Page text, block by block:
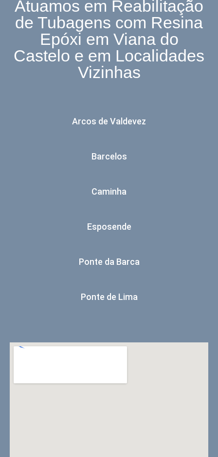
Atuamos em Reabilitação
de Tubagens com Resina
Epóxi em Viana do
Castelo e em Localidades
Vizinhas
Arcos de Valdevez
Barcelos
Caminha
Esposende
Ponte da Barca
Ponte de Lima